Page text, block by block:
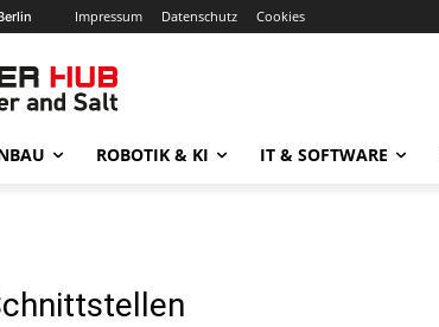
Impressum Datenschutz Cookies
ROBOTIK & KI IT & SOFTWARE